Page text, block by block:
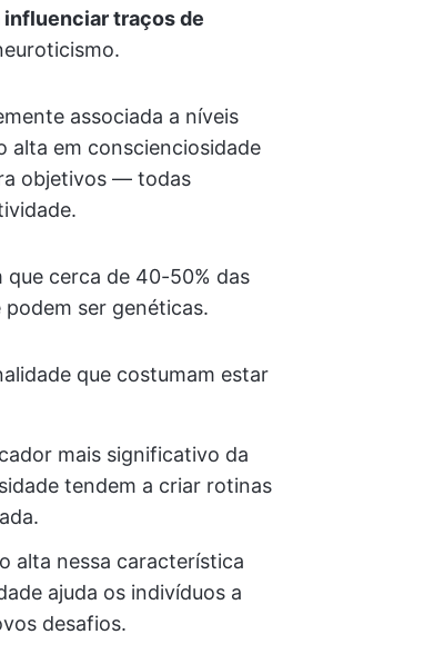
influenciar traços de
associada a níveis
alta em conscienciosidade
objetivos — todas
que cerca de 40-50% das
ser genéticas.
que costumam estar
mais significativo da
tendem a criar rotinas
alta nessa característica
ajuda os indivíduos a
desafios.